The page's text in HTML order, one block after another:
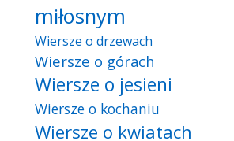
miłosnym
Wiersze o drzewach
Wiersze o górach
Wiersze o jesieni
Wiersze o kochaniu
Wiersze o kwiatach